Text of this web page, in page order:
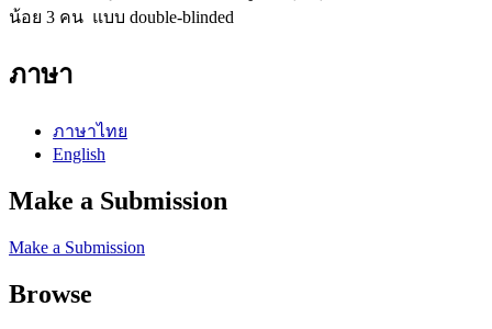
น้อย 3 คน แบบ double-blinded
ภาษา
ภาษาไทย
English
Make a Submission
Make a Submission
Browse